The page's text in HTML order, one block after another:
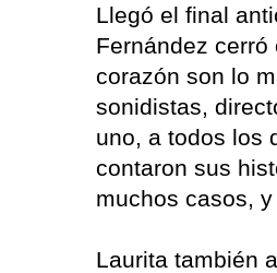
Llegó el final
Fernández
corazón son lo
sonidistas,
uno, a todos los
contaron sus
muchos casos,
Laurita también